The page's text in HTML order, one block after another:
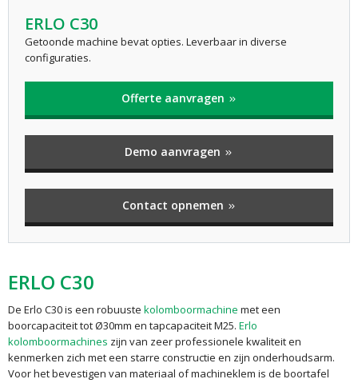
ERLO C30
Getoonde machine bevat opties. Leverbaar in diverse
configuraties.
Offerte aanvragen
Demo aanvragen
Contact opnemen
ERLO C30
De Erlo C30 is een robuuste kolomboormachine met een
boorcapaciteit tot Ø30mm en tapcapaciteit M25. Erlo
kolomboormachines zijn van zeer professionele kwaliteit en
kenmerken zich met een starre constructie en zijn onderhoudsarm.
Voor het bevestigen van materiaal of machineklem is de boortafel